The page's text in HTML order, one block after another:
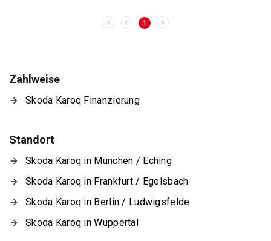
1
Zahlweise
Skoda Karoq Finanzierung
Standort
Skoda Karoq in München / Eching
Skoda Karoq in Frankfurt / Egelsbach
Skoda Karoq in Berlin / Ludwigsfelde
Skoda Karoq in Wuppertal